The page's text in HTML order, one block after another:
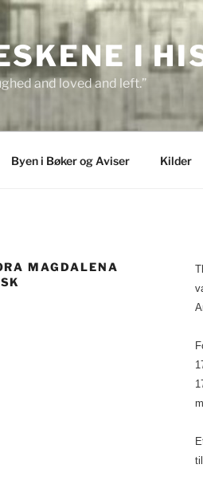
I
and loved and left.”
Byen i Bøker og Aviser Kilder
MAGDALENA